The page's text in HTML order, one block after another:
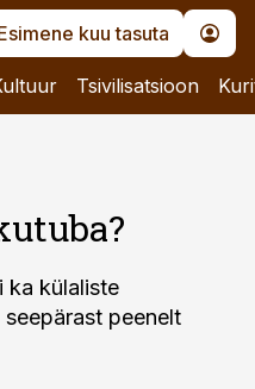
kuu tasuta
Tsivilisatsioon
ka külaliste
peenelt